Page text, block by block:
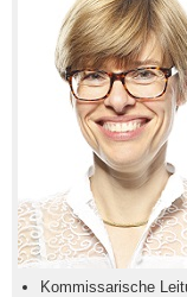
Kommissarische